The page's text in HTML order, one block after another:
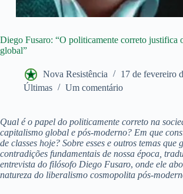
Diego Fusaro: “O politicamente correto justifica
global”
Nova Resistência
17 de fevereiro
Últimas
Um comentário
Qual é o papel do politicamente correto na
capitalismo global e pós-moderno? Em que
de classes hoje? Sobre esses e outros temas
contradições fundamentais de nossa época,
entrevista do filósofo Diego Fusaro, onde ele
natureza do liberalismo cosmopolita pós-